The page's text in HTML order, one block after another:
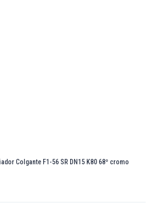
Colgante F1-56 SR DN15 K80 68º cromo